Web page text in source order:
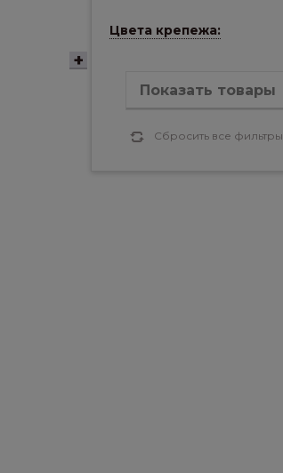
Цвета крепежа:
Показать товары
Сбросить все фильтры